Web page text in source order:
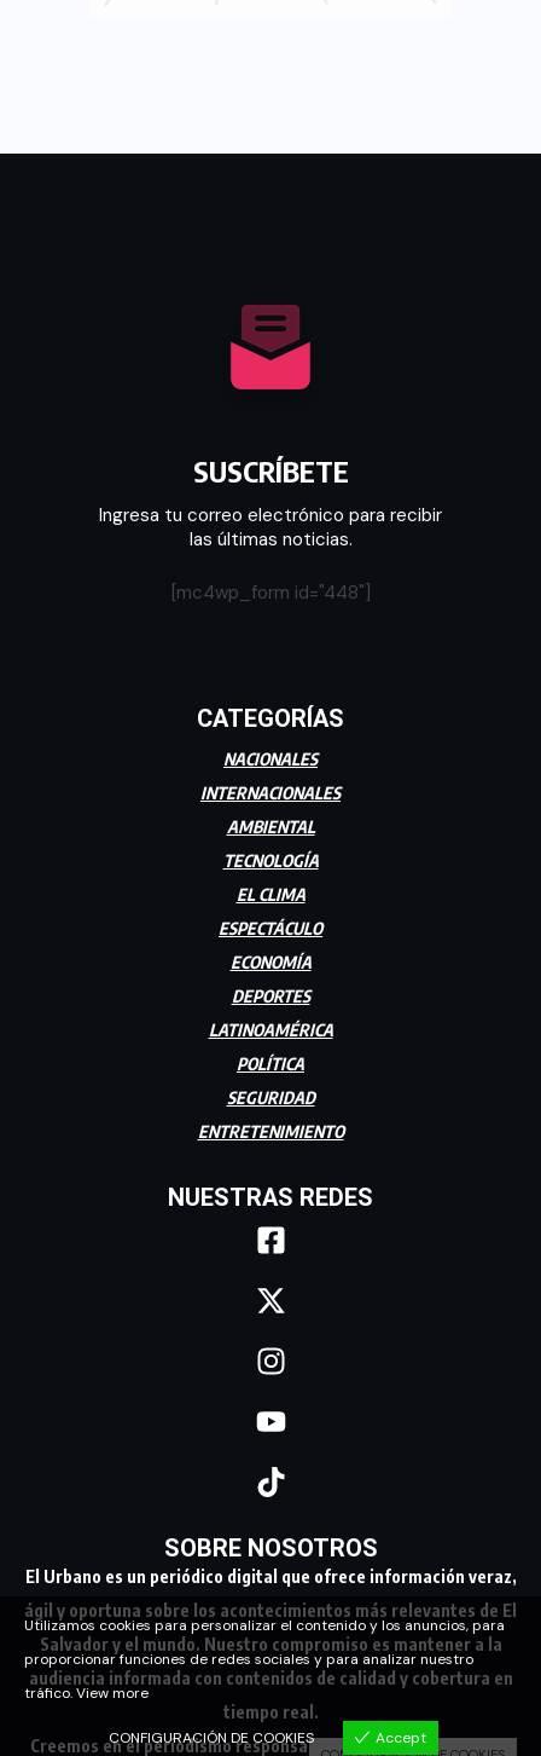
SUSCRÍBETE
Ingresa tu correo electrónico para recibir
las últimas noticias.
[mc4wp_form id="448"]
CATEGORÍAS
NACIONALES
INTERNACIONALES
AMBIENTAL
TECNOLOGÍA
EL CLIMA
ESPECTÁCULO
ECONOMÍA
DEPORTES
LATINOAMÉRICA
POLÍTICA
SEGURIDAD
ENTRETENIMIENTO
NUESTRAS REDES
SOBRE NOSOTROS
El Urbano es un periódico digital que ofrece información veraz,
ágil y oportuna sobre los acontecimientos más relevantes de El
Salvador y el mundo. Nuestro compromiso es mantener a la
audiencia informada con contenidos de calidad y cobertura en
tiempo real.
Creemos en el periodismo responsable, conectando a nuestra
Utilizamos cookies para personalizar el contenido y los anuncios, para
proporcionar funciones de redes sociales y para analizar nuestro
tráfico.View more
CONFIGURACIÓN DE COOKIES Accept